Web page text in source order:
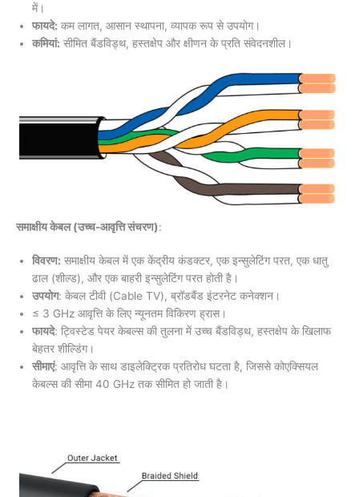
में।
फायदे: कम लागत, आसान स्थापना, व्यापक रूप से उपयोग।
कमियां: सीमित बैंडविड्थ, हस्तक्षेप और क्षीणन के प्रति संवेदनशील।
समाक्षीय केबल (उच्च-आवृत्ति संचरण):
विवरण: समाक्षीय केबल में एक केंद्रीय कंडक्टर, एक इन्सुलेटिंग परत, एक धातु
ढाल (शील्ड), और एक बाहरी इन्सुलेटिंग परत होती है।
उपयोग: केबल टीवी (Cable TV), ब्रॉडबैंड इंटरनेट कनेक्शन।
≤ 3 GHz आवृत्ति के लिए न्यूनतम विकिरण ह्रास।
फायदे: ट्विस्टेड पेयर केबल्स की तुलना में उच्च बैंडविड्थ, हस्तक्षेप के खिलाफ
बेहतर शील्डिंग।
सीमाएं: आवृत्ति के साथ डाइलेक्ट्रिक प्रतिरोध घटता है, जिससे कोएक्सियल
केबल्स की सीमा 40 GHz तक सीमित हो जाती है।